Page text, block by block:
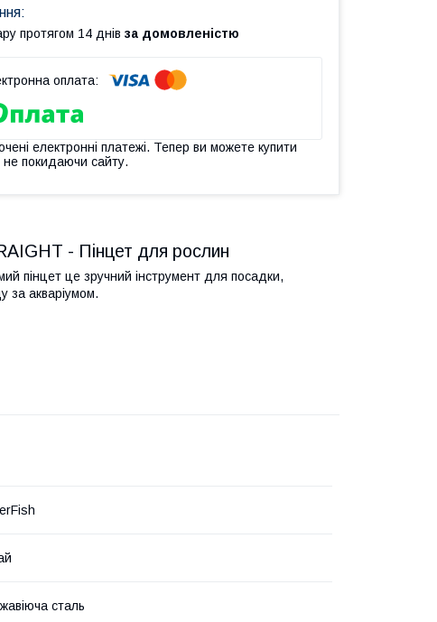
протягом 14 днів за домовленістю
електронні платежі. Тепер ви можете купити
покидаючи сайту.
- Пінцет для рослин
пінцет це зручний інструмент для посадки,
за акваріумом.
сталь